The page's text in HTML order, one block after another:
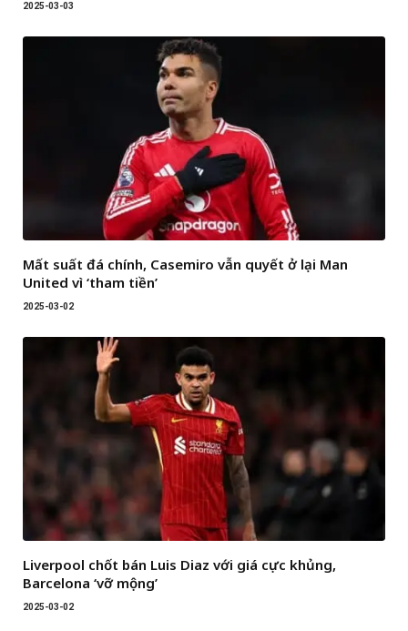
2025-03-03
Mất suất đá chính, Casemiro vẫn quyết ở lại Man
United vì ‘tham tiền’
2025-03-02
Liverpool chốt bán Luis Diaz với giá cực khủng,
Barcelona ‘vỡ mộng’
2025-03-02